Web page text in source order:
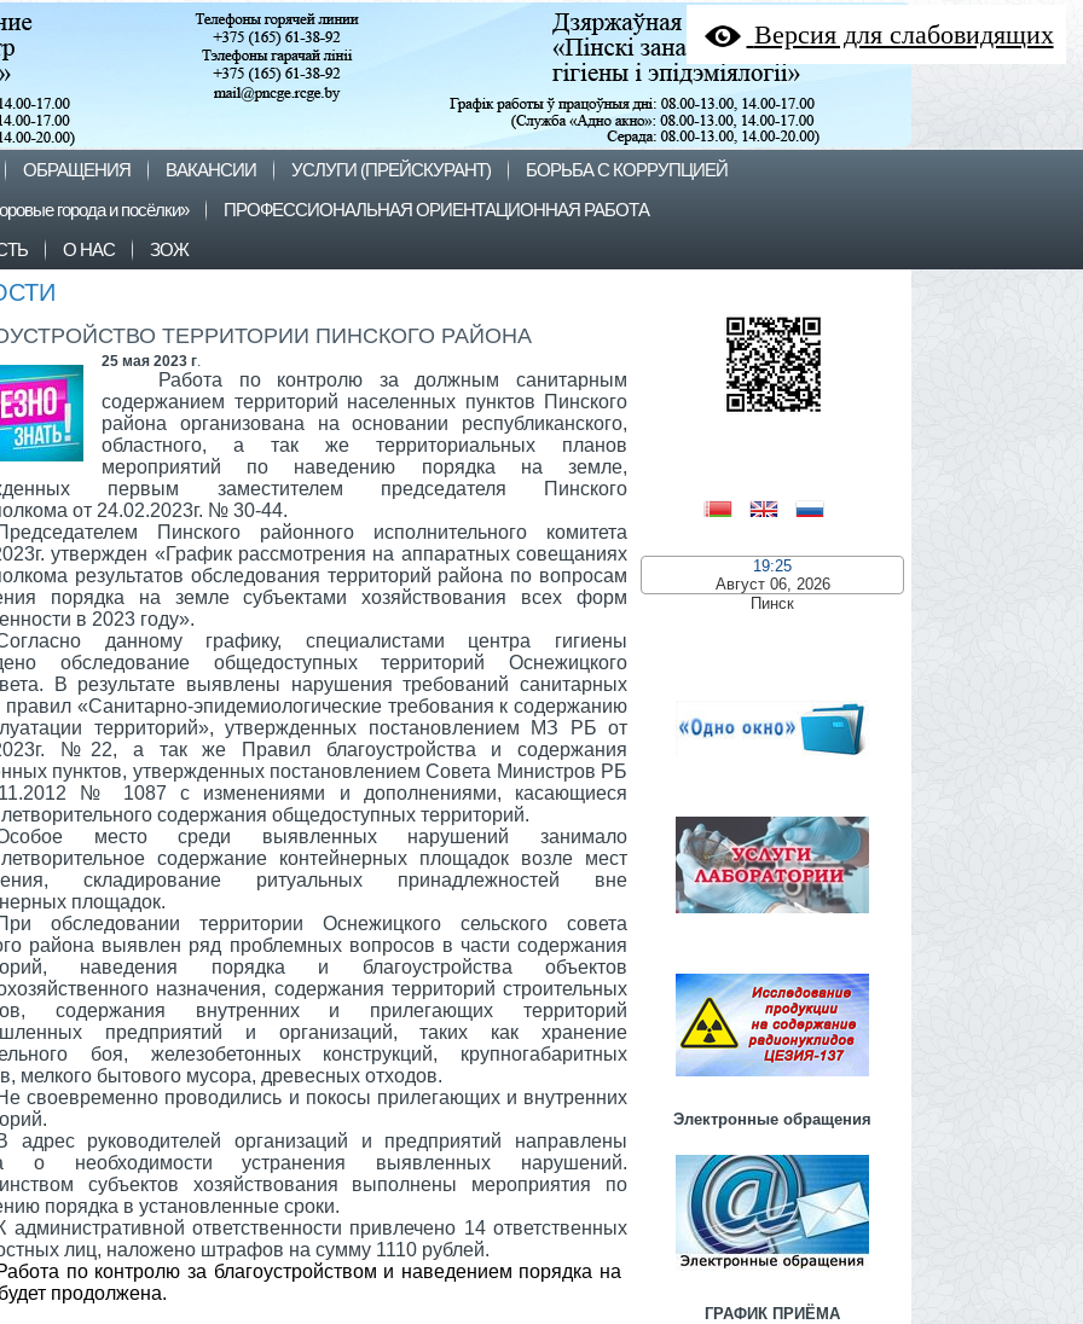
Версия для слабовидящих
ОБРАЩЕНИЯ ВАКАНСИИ УСЛУГИ (ПРЕЙСКУРАНТ)
БОРЬБА С КОРРУПЦИЕЙ
города и посёлки»
ПРОФЕССИОНАЛЬНАЯ ОРИЕНТАЦИОННАЯ РАБОТА
О НАС ЗОЖ
ТЕРРИТОРИИ ПИНСКОГО РАЙОНА
25 мая 2023 г.
Работа по контролю за должным санитарным
содержанием территорий населенных пунктов Пинского
района организована на основании республиканского,
областного, а так же территориальных планов
мероприятий по наведению порядка на земле,
первым заместителем председателя Пинского
от 24.02.2023г. № 30-44.
Пинского районного исполнительного комитета
утвержден «График рассмотрения на аппаратных совещаниях
результатов обследования территорий района по вопросам
порядка на земле субъектами хозяйствования всех форм
в 2023 году».
данному графику, специалистами центра гигиены
обследование общедоступных территорий Оснежицкого
В результате выявлены нарушения требований санитарных
«Санитарно-эпидемиологические требования к содержанию
территорий», утвержденных постановлением МЗ РБ от
№22, а так же Правил благоустройства и содержания
пунктов, утвержденных постановлением Совета Министров РБ
№ 1087 с изменениями и дополнениями, касающиеся
содержания общедоступных территорий.
место среди выявленных нарушений занимало
содержание контейнерных площадок возле мест
складирование ритуальных принадлежностей вне
площадок.
обследовании территории Оснежицкого сельского совета
района выявлен ряд проблемных вопросов в части содержания
наведения порядка и благоустройства объектов
назначения, содержания территорий строительных
содержания внутренних и прилегающих территорий
предприятий и организаций, таких как хранение
боя, железобетонных конструкций, крупногабаритных
мелкого бытового мусора, древесных отходов.
своевременно проводились и покосы прилегающих и внутренних
адрес руководителей организаций и предприятий направлены
о необходимости устранения выявленных нарушений.
субъектов хозяйствования выполнены мероприятия по
порядка в установленные сроки.
административной ответственности привлечено 14 ответственных
лиц, наложено штрафов на сумму 1110 рублей.
по контролю за благоустройством и наведением порядка на
продолжена.
19:25
Август 06, 2026
Пинск
Электронные обращения
ГРАФИК ПРИЁМА